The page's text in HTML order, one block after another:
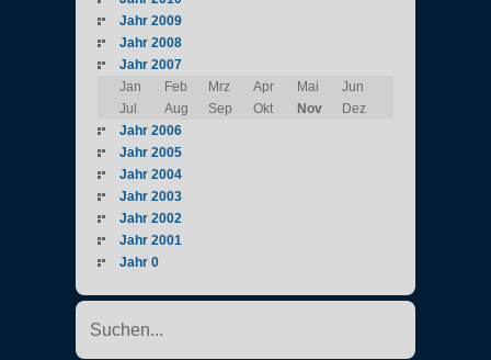
Jahr 2009
Jahr 2008
Jahr 2007
Jan
Feb Mrz Apr Mai
Jun
Jul
Aug Sep Okt Nov
Dez
Jahr 2006
Jahr 2005
Jahr 2004
Jahr 2003
Jahr 2002
Jahr 2001
Jahr 0